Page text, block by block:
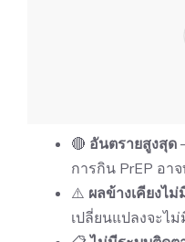
🔴 อันตรายสูงสุด
การกิน PrEP อา
⚠️ ผลข้างเคียงไ
เปลี่ยนแปลงจะไ